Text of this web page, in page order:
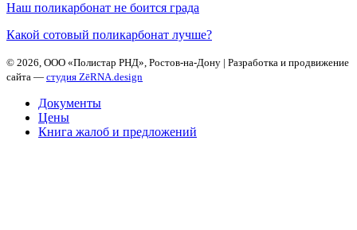
Наш поликарбонат не боится града
Какой сотовый поликарбонат лучше?
© 2026, ООО «Полистар РНД», Ростов-на-Дону | Разработка и продвижение
сайта — студия ZēRNA.design
Документы
Цены
Книга жалоб и предложений